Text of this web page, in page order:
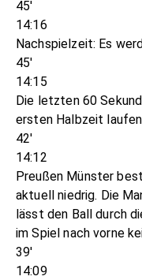
45'
14:16
Nachspielzeit: Es
45'
14:15
Die letzten 60
ersten Halbzeit
42'
14:12
Preußen Münster
aktuell niedrig. Die
lässt den Ball durch
im Spiel nach vorne
39'
14:09